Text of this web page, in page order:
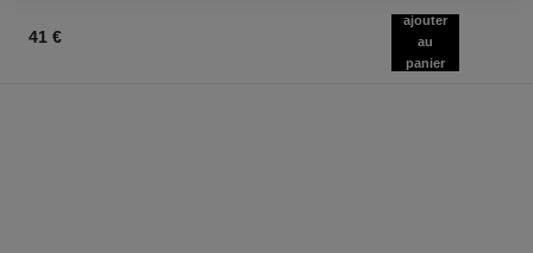
41 €
ajouter
au
panier